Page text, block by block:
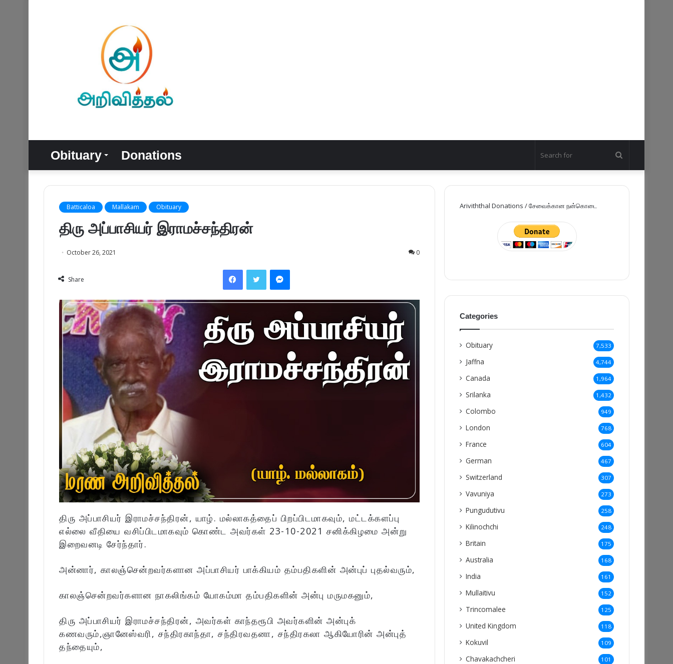
Obituary Donations
for
Batticaloa Mallakam Obituary
திரு அப்பாசியர் இராமச்சந்திரன்
October 26, 2021 0
Share
FacebookTwitter Messenger
திரு அப்பாசியர் இராமச்சந்திரன், யாழ். மல்லாகத்தைப் பிறப்பிடமாகவும், மட்டக்களப்பு
எல்லை வீதியை வசிப்பிடமாகவும் கொண்ட அவர்கள் 23-10-2021 சனிக்கிழமை அன்று
இறைவனடி சேர்ந்தார்.
அன்னார், காலஞ்சென்றவர்களான அப்பாசியர் பாக்கியம் தம்பதிகளின் அன்புப் புதல்வரும்,
காலஞ்சென்றவர்களான நாகலிங்கம் யோகம்மா தம்பதிகளின் அன்பு மருமகனும்,
திரு அப்பாசியர் இராமச்சந்திரன், அவர்கள் காந்தரூபி அவர்களின் அன்புக்
கணவரும்,ஞானேஸ்வரி, சந்திரகாந்தா, சந்திரவதனா, சந்திரகலா ஆகியோரின் அன்புத்
தந்தையும்,
Ariviththal Donations / சேவைக்கான நன்கொடை
Categories
Obituary 7,533
Jaffna 4,744
Canada 1,964
Srilanka 1,432
Colombo 949
London 768
France 604
German 467
Switzerland 307
Vavuniya 273
Pungudutivu 258
Kilinochchi 248
Britain 175
Australia 168
India 161
Mullaitivu 152
Trincomalee 125
United Kingdom 118
Kokuvil 109
Chavakachcheri 101